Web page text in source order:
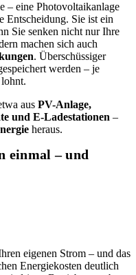
– eine Photovoltaikanlage
Entscheidung. Sie ist ein
Sie senken nicht nur Ihre
machen sich auch
. Überschüssiger
werden – je
aus PV-Anlage,
und E-Ladestationen –
heraus.
einmal – und
eigenen Strom – und das
Energiekosten deutlich